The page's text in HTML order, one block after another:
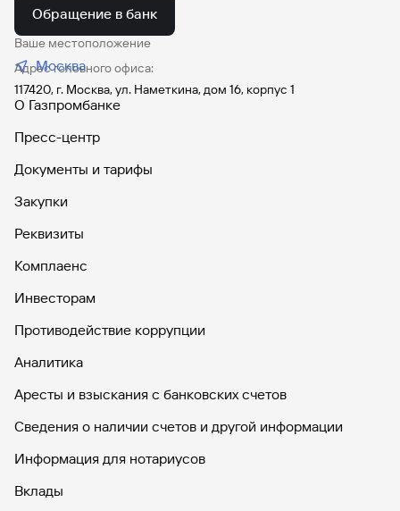
Обращение в банк
Ваше местоположение
Москва
Адрес головного офиса:
117420, г. Москва, ул. Наметкина, дом 16, корпус 1
О Газпромбанке
Пресс-центр
Документы и тарифы
Закупки
Реквизиты
Комплаенс
Инвесторам
Противодействие коррупции
Аналитика
Аресты и взыскания с банковских счетов
Сведения о наличии счетов и другой информации
Информация для нотариусов
Вклады